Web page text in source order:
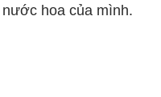
hoa của mình.